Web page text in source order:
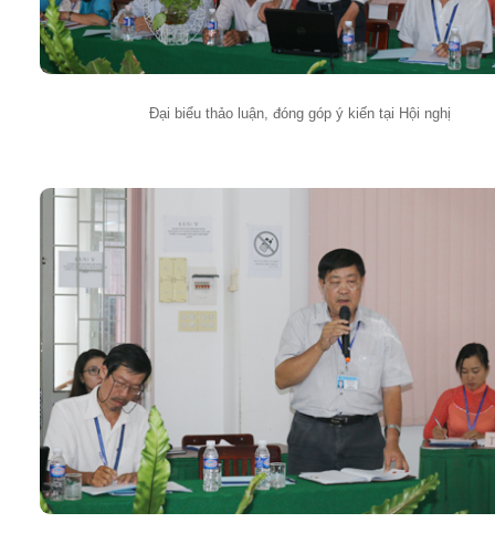
Đại biểu thảo luận, đóng góp ý kiến tại Hội nghị